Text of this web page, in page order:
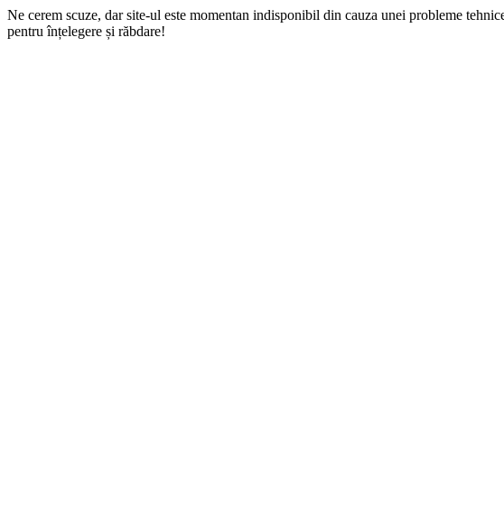
Ne cerem scuze, dar site-ul este momentan indisponibil din cauza unei probleme
pentru înțelegere și răbdare!